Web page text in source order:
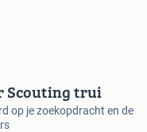
Scouting trui
op je zoekopdracht en de